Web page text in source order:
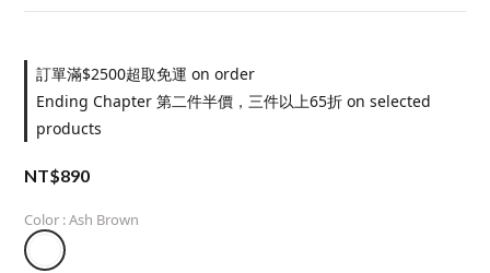
訂單滿$2500超取免運 on order
Ending Chapter 第二件半價，三件以上65折 on selected
products
NT$890
Color : Ash Brown